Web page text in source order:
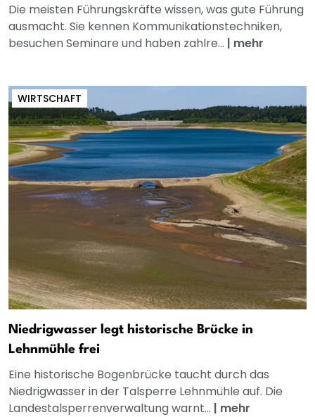
Die meisten Führungskräfte wissen, was gute Führung
ausmacht. Sie kennen Kommunikationstechniken,
besuchen Seminare und haben zahlre... | mehr
WIRTSCHAFT
Niedrigwasser legt historische Brücke in
Lehnmühle frei
Eine historische Bogenbrücke taucht durch das
Niedrigwasser in der Talsperre Lehnmühle auf. Die
Landestalsperrenverwaltung warnt... | mehr